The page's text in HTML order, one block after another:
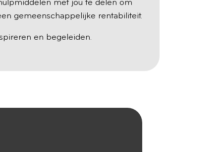
met jou te delen om
gemeenschappelijke rentabiliteit.
en begeleiden.